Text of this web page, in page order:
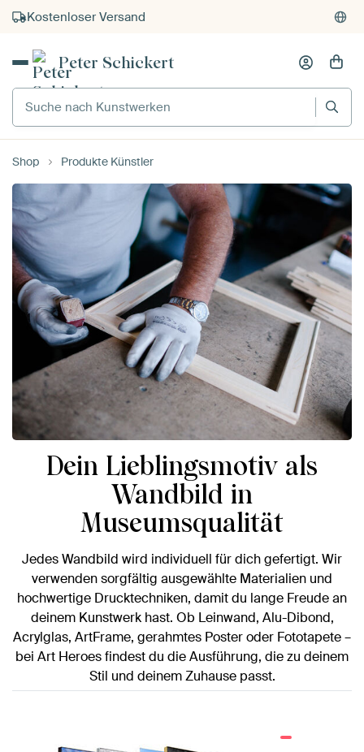
Kauf auf Rechnung
Individueller Druck auf Bestellung
Peter Schickert
Suche nach Kunstwerken
Shop Produkte Künstler
Dein Lieblingsmotiv als
Wandbild in
Museumsqualität
Jedes Wandbild wird individuell für dich gefertigt. Wir
verwenden sorgfältig ausgewählte Materialien und
hochwertige Drucktechniken, damit du lange Freude an
deinem Kunstwerk hast. Ob Leinwand, Alu-Dibond,
Acrylglas, ArtFrame, gerahmtes Poster oder Fototapete –
bei Art Heroes findest du die Ausführung, die zu deinem
Stil und deinem Zuhause passt.